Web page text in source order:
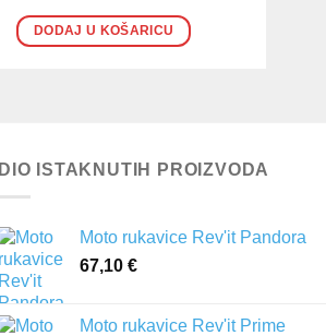
DODAJ U KOŠARICU
DIO ISTAKNUTIH PROIZVODA
Moto rukavice Rev'it Pandora
67,10 €
Moto rukavice Rev'it Prime